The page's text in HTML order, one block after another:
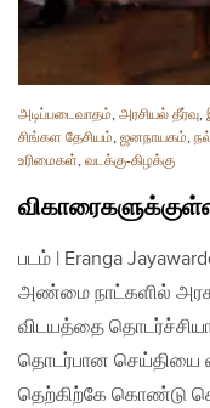
அடிப்படைவாதம், அரசியல் தீர்வு,
சிங்கள தேசியம், ஜனநாயகம்,
உரிமைகள், வடக்கு-கிழக்கு
படம் | Eranga
அண்மை நாட்களில்
விடயத்தை
தொடர்பான செய்தியை
தெற்கிற்கே கொண்டு